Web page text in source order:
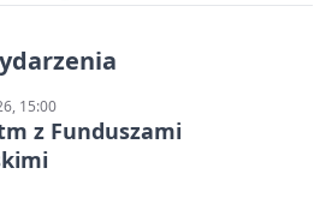
15:00
z Funduszami